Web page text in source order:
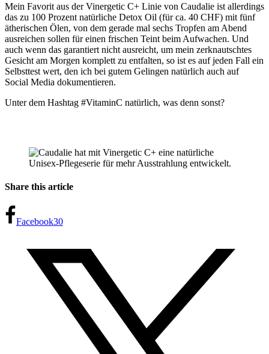
Mein Favorit aus der Vinergetic C+ Linie von Caudalie ist allerdings
das zu 100 Prozent natürliche Detox Oil (für ca. 40 CHF) mit fünf
ätherischen Ölen, von dem gerade mal sechs Tropfen am Abend
ausreichen sollen für einen frischen Teint beim Aufwachen. Und
auch wenn das garantiert nicht ausreicht, um mein zerknautschtes
Gesicht am Morgen komplett zu entfalten, so ist es auf jeden Fall ein
Selbsttest wert, den ich bei gutem Gelingen natürlich auch auf
Social Media dokumentieren.
Unter dem Hashtag #VitaminC natürlich, was denn sonst?
Share this article
Facebook30